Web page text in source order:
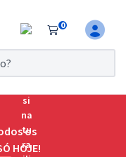
0
da
os
HOJE!